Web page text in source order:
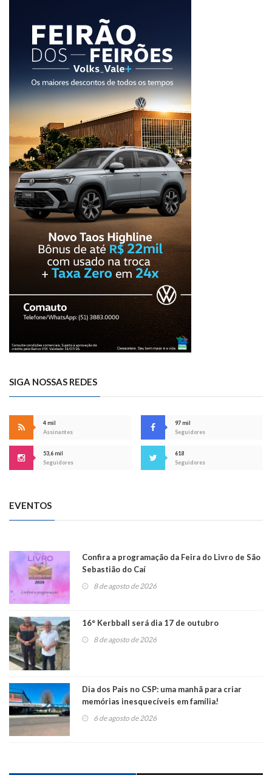
SIGA NOSSAS REDES
4 mil
Assinantes
97 mil
Seguidores
53,6 mil
Seguidores
618
Seguidores
EVENTOS
Confira a programação da Feira do Livro de São
Sebastião do Caí
8 de agosto de 2026
16° Kerbball será dia 17 de outubro
8 de agosto de 2026
Dia dos Pais no CSP: uma manhã para criar
memórias inesquecíveis em família!
6 de agosto de 2026